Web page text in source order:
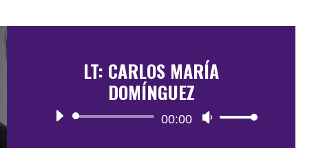
LT: CARLOS MARÍA
DOMÍNGUEZ
Reproductor
00:00
Utiliza